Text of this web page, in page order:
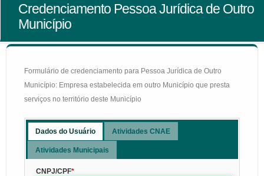
Credenciamento Pessoa Jurídica de Outro
Município
Formulário de credenciamento para Pessoa Jurídica de Outro
Município: Empresa estabelecida em outro Município que presta
serviços no território deste Município
Dados do Usuário Atividades CNAE
Atividades Municipais
CNPJ/CPF